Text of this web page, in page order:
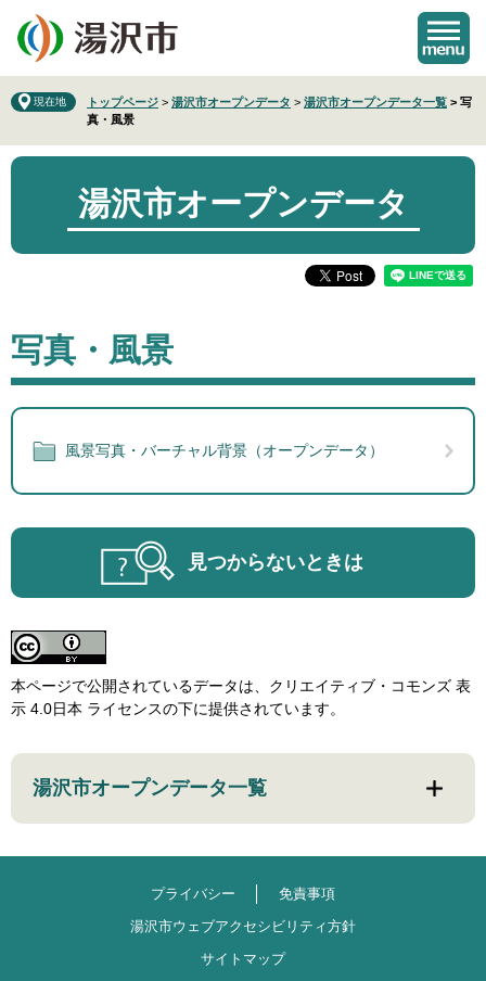
の
先
で
す
ー
を
ば
し
現在地 トップページ > 湯沢市オープンデータ > 湯沢市オープンデータ一覧 > 写
真・風景
湯沢市オープンデータ
文
写真・風景
風景写真・バーチャル背景（オープンデータ）
見つからないときは
本ページで公開されているデータは、クリエイティブ・コモンズ 表
示 4.0日本 ライセンスの下に提供されています。
湯沢市オープンデータ一覧
プライバシー
免責事項
湯沢市ウェブアクセシビリティ方針
サイトマップ